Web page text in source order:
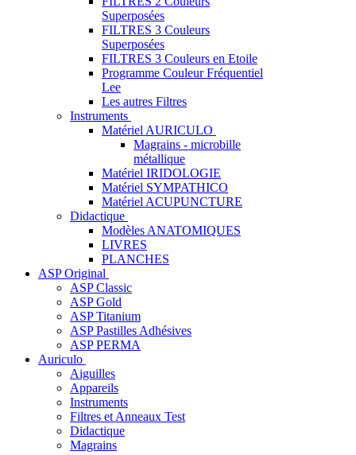
Superposées
FILTRES 3 Couleurs
Superposées
FILTRES 3 Couleurs en Etoile
Programme Couleur Fréquentiel
Lee
Les autres Filtres
Instruments
Matériel AURICULO
Magrains - microbille
métallique
Matériel IRIDOLOGIE
Matériel SYMPATHICO
Matériel ACUPUNCTURE
Didactique
Modèles ANATOMIQUES
LIVRES
PLANCHES
ASP Original
ASP Classic
ASP Gold
ASP Titanium
ASP Pastilles Adhésives
ASP PERMA
Auriculo
Aiguilles
Appareils
Instruments
Filtres et Anneaux Test
Didactique
Magrains